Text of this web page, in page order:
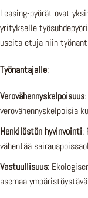
Leasing-pyörät ovat
yritykselle
useita etuja niin
Työnantajalle:
Verovähennyskelpoisuus
verovähennyskelpoisia
Henkilöstön hyvinvointi:
vähentää
Vastuullisuus:
asemaa